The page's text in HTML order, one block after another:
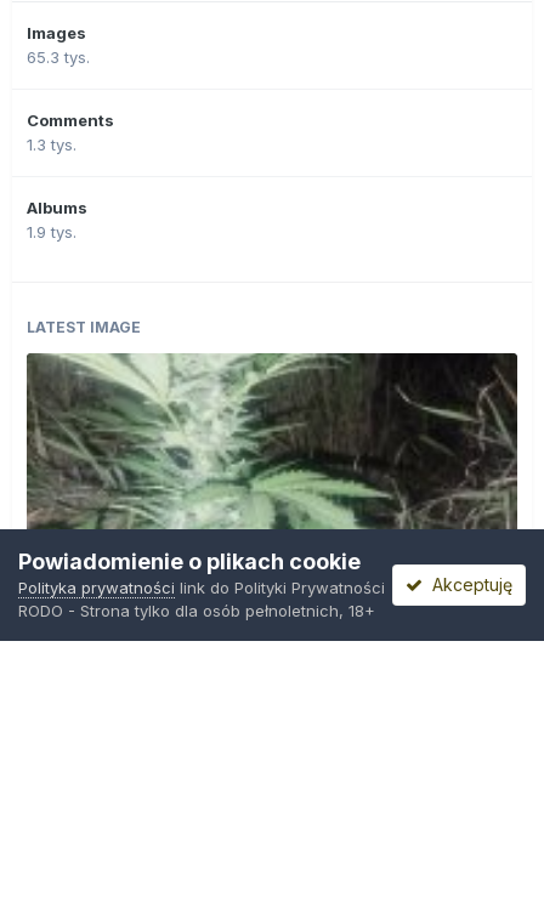
Images
65.3 tys.
Comments
1.3 tys.
Albums
1.9 tys.
LATEST IMAGE
Powiadomienie o plikach cookie
Polityka prywatności link do Polityki Prywatności
RODO - Strona tylko dla osób pełnoletnich, 18+
Akceptuję